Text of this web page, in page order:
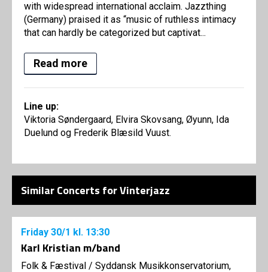
with widespread international acclaim. Jazzthing
(Germany) praised it as “music of ruthless intimacy
that can hardly be categorized but captivat...
Read more
Line up:
Viktoria Søndergaard, Elvira Skovsang, Øyunn, Ida
Duelund og Frederik Blæsild Vuust.
Similar Concerts for Vinterjazz
Friday 30/1 kl. 13:30
Karl Kristian m/band
Folk & Fæstival / Syddansk Musikkonservatorium,